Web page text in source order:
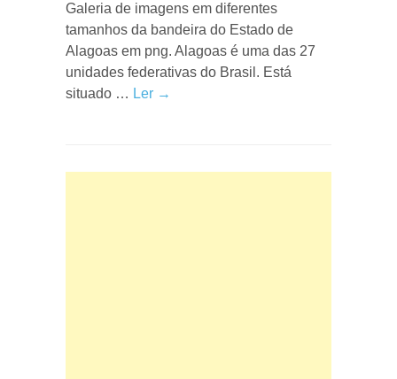
Galeria de imagens em diferentes
tamanhos da bandeira do Estado de
Alagoas em png. Alagoas é uma das 27
unidades federativas do Brasil. Está
situado … Ler →